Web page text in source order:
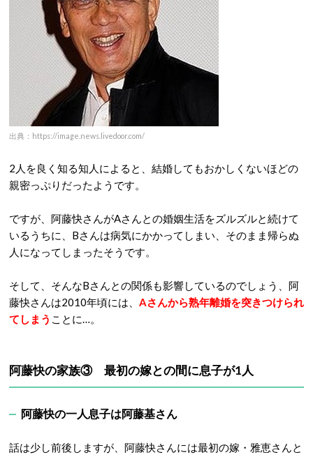
出典：https://image.news.livedoor.com/
2人を良く知る知人によると、結婚してもおかしくないほどの
親密っぷりだったようです。
ですが、阿藤快さんがAさんとの婚姻生活をズルズルと続けて
いるうちに、Bさんは病気にかかってしまい、そのまま帰らぬ
人になってしまったそうです。
そして、そんなBさんとの関係も影響しているのでしょう、阿
藤快さんは2010年頃には、 Aさんから熟年離婚を突きつけられ
てしまう ことに…。
阿藤快の家族③ 最初の嫁との間に息子が1人
阿藤快の一人息子は阿藤基さん
話は少し前後しますが、阿藤快さんには最初の嫁・雅恵さんと